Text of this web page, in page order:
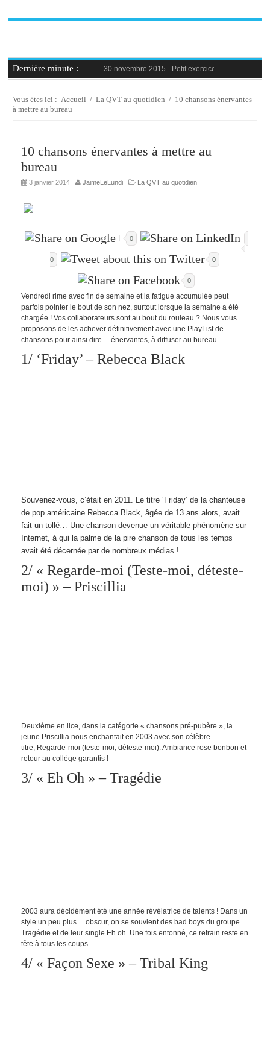
Dernière minute : 30 novembre 2015 - Petit exercice de la semaine
30 novembre 2015 -Blague au bureau #9
23 novembre 2015 -
Le syndrome de l’imposteur,
Vous êtes ici :Accueil /La QVT au quotidien / 10 chansons énervantes
à mettre au bureau
10 chansons énervantes à mettre au
bureau
3 janvier 2014 JaimeLeLundi La QVT au quotidien
0
0 0
0
Vendredi rime avec fin de semaine et la fatigue accumulée peut
parfois pointer le bout de son nez, surtout lorsque la semaine a été
chargée ! Vos collaborateurs sont au bout du rouleau ? Nous vous
proposons de les achever définitivement avec une PlayList de
chansons pour ainsi dire… énervantes, à diffuser au bureau.
1/ ‘Friday’ – Rebecca Black
Souvenez-vous, c’était en 2011. Le titre ‘Friday’ de la chanteuse
de pop américaine Rebecca Black, âgée de 13 ans alors, avait
fait un tollé… Une chanson devenue un véritable phénomène sur
Internet, à qui la palme de la pire chanson de tous les temps
avait été décernée par de nombreux médias !
2/ « Regarde-moi (Teste-moi, déteste-
moi) » – Priscillia
Deuxième en lice, dans la catégorie « chansons pré-pubère », la
jeune Priscillia nous enchantait en 2003 avec son célèbre
titre, Regarde-moi (teste-moi, déteste-moi). Ambiance rose bonbon et
retour au collège garantis !
3/ « Eh Oh » – Tragédie
2003 aura décidément été une année révélatrice de talents ! Dans un
style un peu plus… obscur, on se souvient des bad boys du groupe
Tragédie et de leur single Eh oh. Une fois entonné, ce refrain reste en
tête à tous les coups…
4/ « Façon Sexe » – Tribal King